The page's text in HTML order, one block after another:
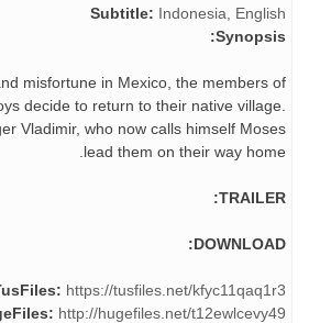
Subtitle: Indonesia, English
Synopsis:
misfortune in Mexico, the members of
decide to return to their native village.
Vladimir, who now calls himself Moses
lead them on their way home.
TRAILER:
DOWNLOAD:
https://tusfiles.net/kfyc11qaq1r3
http://hugefiles.net/t12ewlcevy49